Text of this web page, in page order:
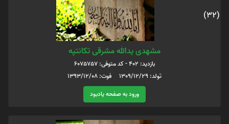
(32)
مشهدی یدالله مشرقی تکانتپه
بازدید: 402 - کد متوفی: 6075757
تولد: 1309/12/29 فوت: 1393/12/08
ورود به صفحه یادبود